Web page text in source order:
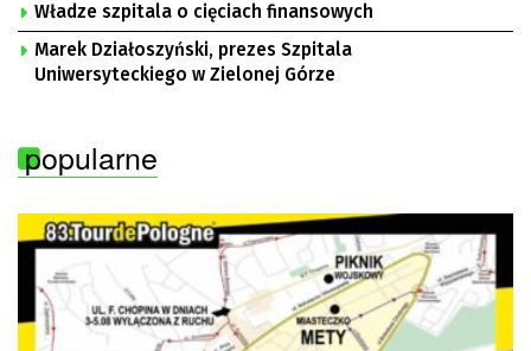
Władze szpitala o cięciach finansowych
Marek Działoszyński, prezes Szpitala
Uniwersyteckiego w Zielonej Górze
popularne